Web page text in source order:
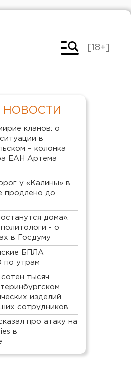
[18+]
НОВОСТИ
кланов: о
в
– колонка
ЕАН Артема
у «Калины» в
продлено до
дома»:
- о
в Госдуму
БПЛА
по утрам
тысяч
изделий
сотрудников
про атаку на
в